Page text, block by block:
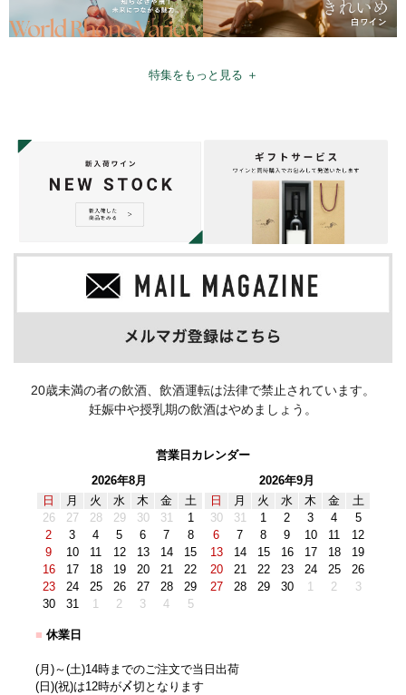
特集をもっと見る ＋
20歳未満の者の飲酒、飲酒運転は法律で禁止されています。
妊娠中や授乳期の飲酒はやめましょう。
営業日カレンダー
2026年8月
日
月 火 水 木 金
土
26
27 28 29 30 31
1
2
3 4 5 6 7
8
9
10 11 12 13 14
15
16
17 18 19 20 21
22
23
24 25 26 27 28
29
30
31 1 2 3 4 5
2026年9月
日
月 火 水 木 金
土
30
31 1 2 3 4
5
6
7 8 9 10 11
12
13
14 15 16 17 18
19
20
21 22 23 24 25
26
27
28 29 30 1 2 3
■ 休業日
(月)～(土)14時までのご注文で当日出荷
(日)(祝)は12時が〆切となります